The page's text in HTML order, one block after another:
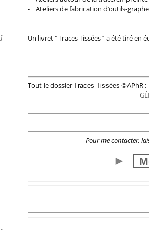
- Ateliers de fabrication d’outils-
Un livret ‘’ Traces Tissées ‘’ a été tiré
Tout le dossier Traces Tissées ©APhR :
Pour me contacter,
►